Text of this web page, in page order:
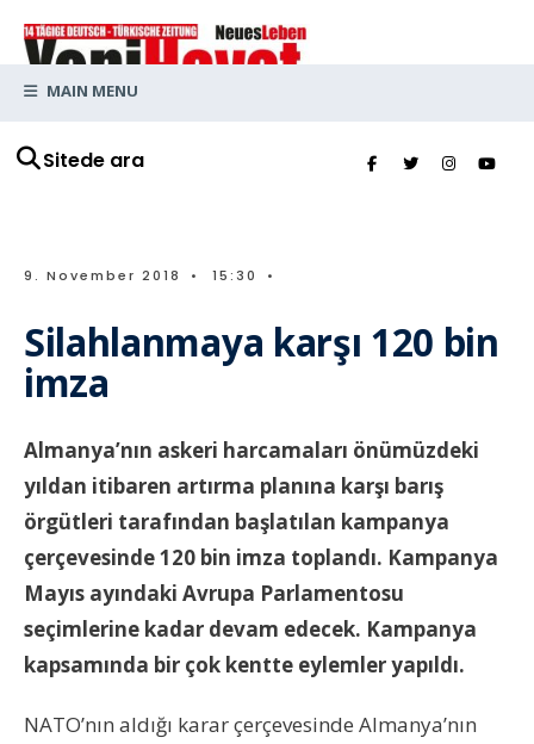
Sitede ara
MAIN MENU
9. November 2018 • 15:30 •
Silahlanmaya karşı 120 bin
imza
Almanya’nın askeri harcamaları önümüzdeki
yıldan itibaren artırma planına karşı barış
örgütleri tarafından başlatılan kampanya
çerçevesinde 120 bin imza toplandı. Kampanya
Mayıs ayındaki Avrupa Parlamentosu
seçimlerine kadar devam edecek. Kampanya
kapsamında bir çok kentte eylemler yapıldı.
NATO’nın aldığı karar çerçevesinde Almanya’nın